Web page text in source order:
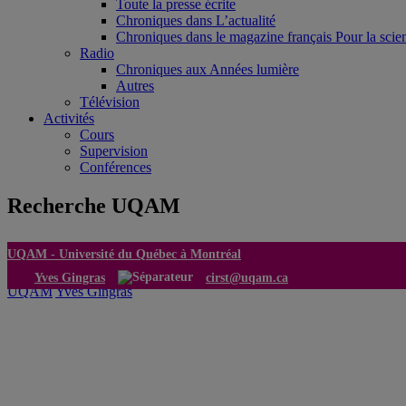
Toute la presse écrite
Chroniques dans L’actualité
Chroniques dans le magazine français Pour la
Radio
Chroniques aux Années lumière
Autres
Télévision
Activités
Cours
Supervision
Conférences
Recherche UQAM
UQAM - Université du Québec à Montréal
Yves Gingras
cirst@uqam.ca
UQAMYves Gingras